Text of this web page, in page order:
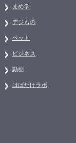
まめ学
デジもの
ペット
ビジネス
動画
はばたけラボ